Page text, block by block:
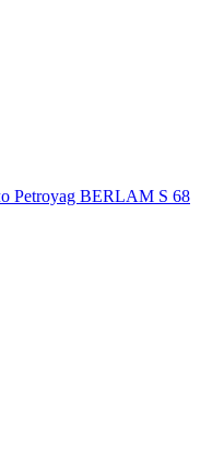
Petroyag BERLAM S 68